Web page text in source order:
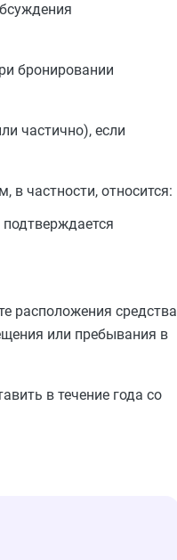
бронировании
частично), если
в частности, относится:
расположения средства
или пребывания в
в течение года со